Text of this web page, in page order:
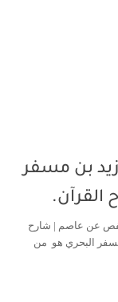
بن مسفر
عن عاصم | شارح
البحري هو من